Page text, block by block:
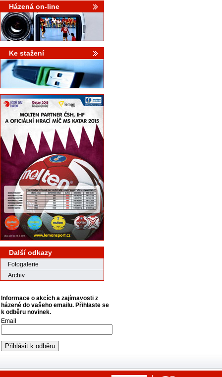
Házená on-line
Ke stažení
Další odkazy
Fotogalerie
Archiv
Informace o akcích a zajímavosti z
házené do vašeho emailu. Přihlaste se
k odběru novinek.
Email